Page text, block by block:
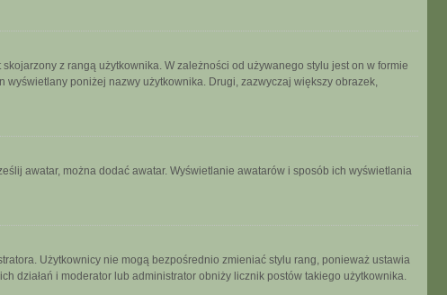
z rangą użytkownika. W zależności od używanego stylu jest on w formie
poniżej nazwy użytkownika. Drugi, zazwyczaj większy obrazek,
awatar, można dodać awatar. Wyświetlanie awatarów i sposób ich wyświetlania
Użytkownicy nie mogą bezpośrednio zmieniać stylu rang, ponieważ ustawia
działań i moderator lub administrator obniży licznik postów takiego użytkownika.